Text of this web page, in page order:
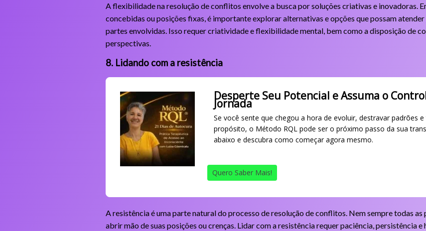
A flexibilidade na resolução de conflitos envolve a busca por soluções criativas e inovadoras.
concebidas ou posições fixas, é importante explorar alternativas e opções que possam atender
partes envolvidas. Isso requer criatividade e flexibilidade mental, bem como a disposição de
perspectivas.
8. Lidando com a resistência
Desperte Seu Potencial e Assuma o
Jornada
Se você sente que chegou a hora de evoluir, destravar padrões
propósito, o Método RQL pode ser o próximo passo da sua
abaixo e descubra como começar agora mesmo.
Quero Saber Mais!
A resistência é uma parte natural do processo de resolução de conflitos. Nem sempre todas
abrir mão de suas posições ou crenças. Lidar com a resistência requer paciência, persistência